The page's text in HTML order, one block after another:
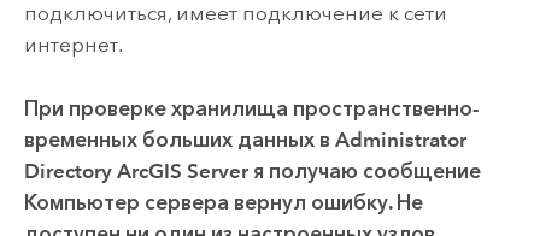
подключиться, имеет подключение к сети
интернет.
При проверке хранилища пространственно-
временных больших данных в Administrator
Directory ArcGIS Serverя получаю сообщение
Компьютер сервера вернул ошибку. Не